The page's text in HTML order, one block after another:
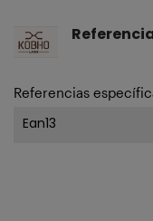
Referencias
Ean13